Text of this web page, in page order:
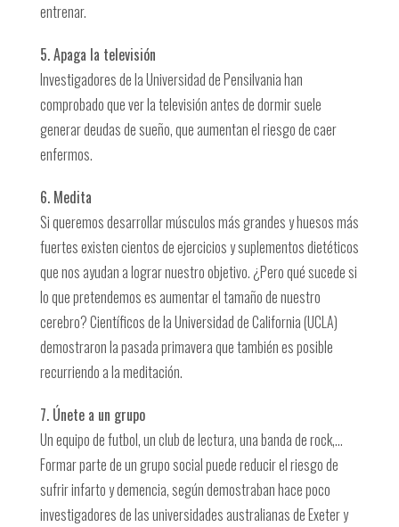
entrenar.
5. Apaga la televisión
Investigadores de la Universidad de Pensilvania han
comprobado que ver la televisión antes de dormir suele
generar deudas de sueño, que aumentan el riesgo de caer
enfermos.
6. Medita
Si queremos desarrollar músculos más grandes y huesos más
fuertes existen cientos de ejercicios y suplementos dietéticos
que nos ayudan a lograr nuestro objetivo. ¿Pero qué sucede si
lo que pretendemos es aumentar el tamaño de nuestro
cerebro? Científicos de la Universidad de California (UCLA)
demostraron la pasada primavera que también es posible
recurriendo a la meditación.
7. Únete a un grupo
Un equipo de futbol, un club de lectura, una banda de rock,…
Formar parte de un grupo social puede reducir el riesgo de
sufrir infarto y demencia, según demostraban hace poco
investigadores de las universidades australianas de Exeter y